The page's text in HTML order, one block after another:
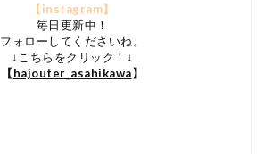
【instagram】
毎日更新中！
フォローしてくださいね。
↓こちらをクリック！↓
【hajouter_asahikawa】